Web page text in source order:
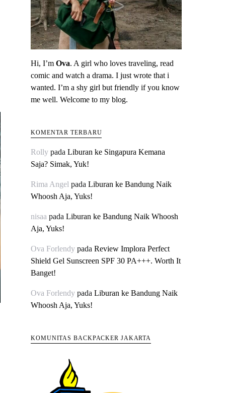
Hi, I’m Ova. A girl who loves traveling, read
comic and watch a drama. I just wrote that i
wanted. I’m a shy girl but friendly if you know
me well. Welcome to my blog.
KOMENTAR TERBARU
Rolly pada Liburan ke Singapura Kemana
Saja? Simak, Yuk!
Rima Angel pada Liburan ke Bandung Naik
Whoosh Aja, Yuks!
nisaa pada Liburan ke Bandung Naik Whoosh
Aja, Yuks!
Ova Forlendy pada Review Implora Perfect
Shield Gel Sunscreen SPF 30 PA+++. Worth It
Banget!
Ova Forlendy pada Liburan ke Bandung Naik
Whoosh Aja, Yuks!
KOMUNITAS BACKPACKER JAKARTA